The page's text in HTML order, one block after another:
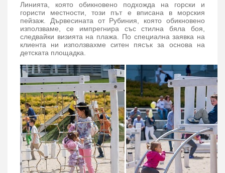
Линията, която обикновено подхожда на горски и
гористи местности, този път е вписана в морския
пейзаж. Дървесината от Рубиния, която обикновено
използваме, се импрегнира със стилна бяла боя,
следвайки визията на плажа. По специална заявка на
клиента ни използвахме ситен пясък за основа на
детската площадка.